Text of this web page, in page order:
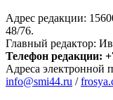
Адрес редакции:
48/76.
Главный редактор:
Телефон редакции:
Адреса электронной
info@smi44.ru /